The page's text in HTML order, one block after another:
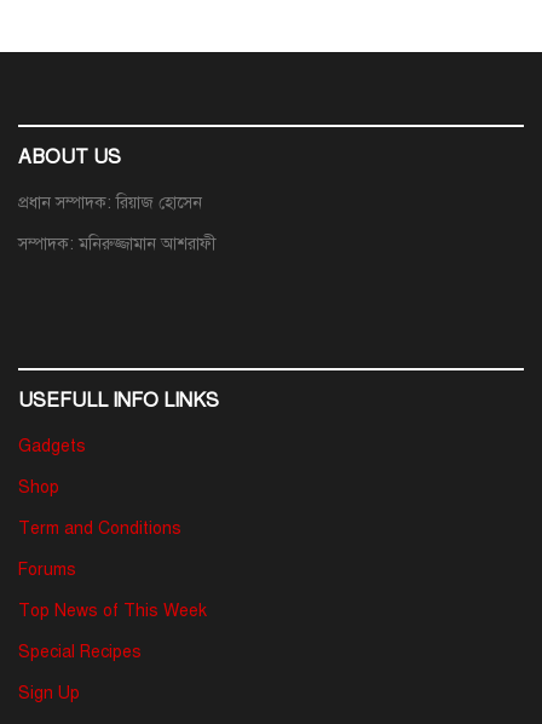
ABOUT US
প্রধান সম্পাদক: রিয়াজ হোসেন
সম্পাদক: মনিরুজ্জামান আশরাফী
USEFULL INFO LINKS
Gadgets
Shop
Term and Conditions
Forums
Top News of This Week
Special Recipes
Sign Up